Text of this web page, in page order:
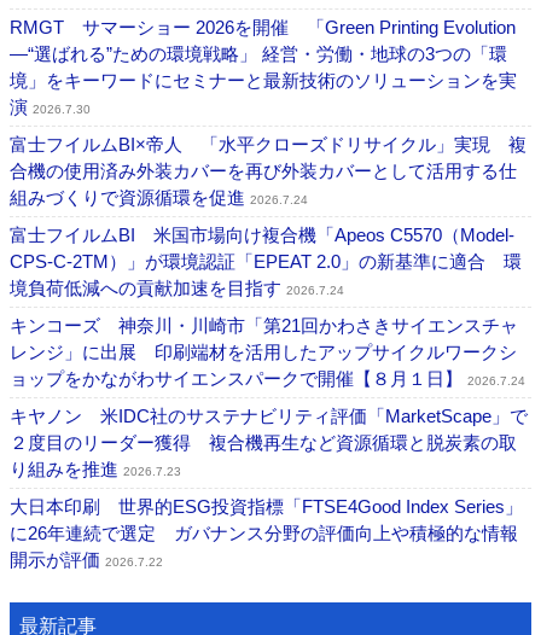
RMGT サマーショー 2026を開催 「Green Printing Evolution
―“選ばれる”ための環境戦略」 経営・労働・地球の3つの「環
境」をキーワードにセミナーと最新技術のソリューションを実
演 2026.7.30
富士フイルムBI×帝人 「水平クローズドリサイクル」実現 複
合機の使用済み外装カバーを再び外装カバーとして活用する仕
組みづくりで資源循環を促進 2026.7.24
富士フイルムBI 米国市場向け複合機「Apeos C5570（Model-
CPS-C-2TM）」が環境認証「EPEAT 2.0」の新基準に適合 環
境負荷低減への貢献加速を目指す 2026.7.24
キンコーズ 神奈川・川崎市「第21回かわさきサイエンスチャ
レンジ」に出展 印刷端材を活用したアップサイクルワークシ
ョップをかながわサイエンスパークで開催【８月１日】
2026.7.24
キヤノン 米IDC社のサステナビリティ評価「MarketScape」で
２度目のリーダー獲得 複合機再生など資源循環と脱炭素の取
り組みを推進 2026.7.23
大日本印刷 世界的ESG投資指標「FTSE4Good Index Series」
に26年連続で選定 ガバナンス分野の評価向上や積極的な情報
開示が評価 2026.7.22
最新記事